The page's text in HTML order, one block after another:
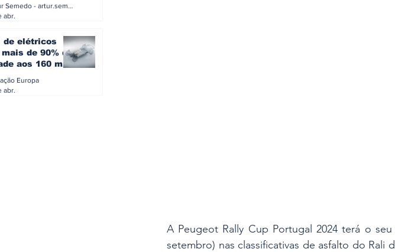
Artur Semedo - artur.semedo@publiracing.pt
abr.
de elétricos
de 90% da
aos 160 mil
Europa
abr.
A Peugeot Rally Cup Portugal 2024 terá o
setembro) nas classificativas de asfalto do Rali